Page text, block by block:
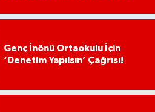
Genç İnönü Ortaokulu İçin
‘Denetim Yapılsın’ Çağrısı!